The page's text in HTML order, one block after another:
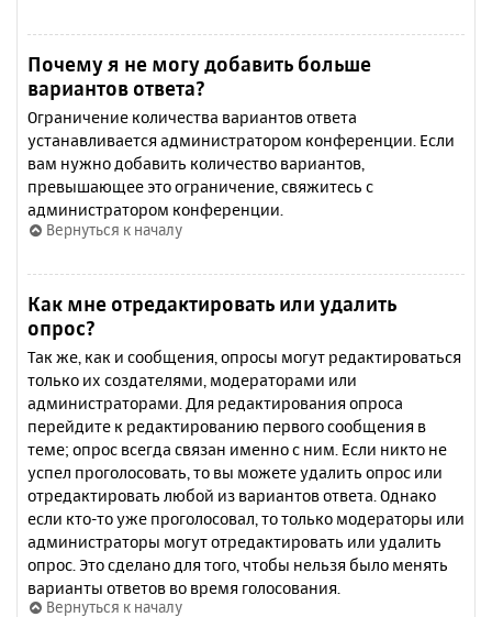
Почему я не могу добавить больше
вариантов ответа?
Ограничение количества вариантов ответа
устанавливается администратором конференции. Если
вам нужно добавить количество вариантов,
превышающее это ограничение, свяжитесь с
администратором конференции.
Вернуться к началу
Как мне отредактировать или удалить
опрос?
Так же, как и сообщения, опросы могут редактироваться
только их создателями, модераторами или
администраторами. Для редактирования опроса
перейдите к редактированию первого сообщения в
теме; опрос всегда связан именно с ним. Если никто не
успел проголосовать, то вы можете удалить опрос или
отредактировать любой из вариантов ответа. Однако
если кто-то уже проголосовал, то только модераторы или
администраторы могут отредактировать или удалить
опрос. Это сделано для того, чтобы нельзя было менять
варианты ответов во время голосования.
Вернуться к началу